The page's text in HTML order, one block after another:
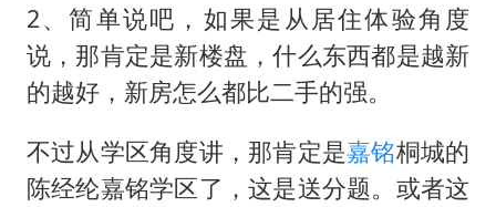
2、简单说吧，如果是从居住体验角度
说，那肯定是新楼盘，什么东西都是越新
的越好，新房怎么都比二手的强。
不过从学区角度讲，那肯定是嘉铭桐城的
陈经纶嘉铭学区了，这是送分题。或者这